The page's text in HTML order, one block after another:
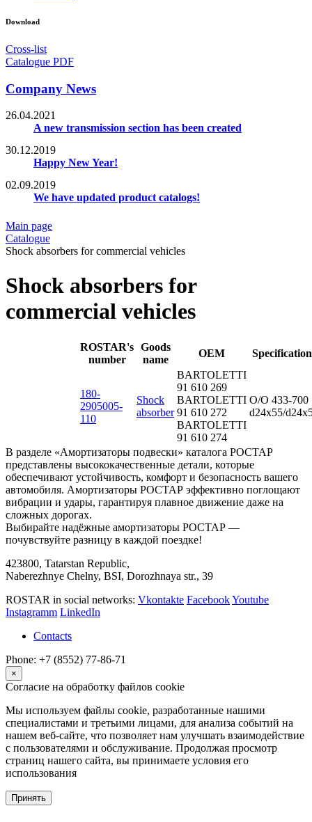
Download
Cross-list
Catalogue PDF
Company News
26.04.2021
A new transmission section has been created
30.12.2019
Happy New Year!
02.09.2019
We have updated product catalogs!
Main page
Catalogue
Shock absorbers for commercial vehicles
Shock absorbers for
commercial vehicles
ROSTAR's
number
Goods
name
OEM
180-
2905005-
110
Shock
absorber
BARTOLETTI
91 610 269
BARTOLETTI
91 610 272
BARTOLETTI
91 610 274
O/O 433-700
d24x55/
В разделе «Амортизаторы подвески» каталога РОСТАР
представлены высококачественные детали, которые
обеспечивают устойчивость, комфорт и безопасность вашего
автомобиля. Амортизаторы РОСТАР эффективно поглощают
вибрации и удары, гарантируя плавное движение даже на
сложных дорогах.
Выбирайте надёжные амортизаторы РОСТАР —
почувствуйте разницу в каждой поездке!
423800, Tatarstan Republic,
Naberezhnye Chelny, BSI, Dorozhnaya str., 39
ROSTAR in social networks: Vkontakte FacebookYoutube
Instagramm LinkedIn
Contacts
Phone: +7 (8552) 77-86-71
×
Согласие на обработку файлов cookie
Мы используем файлы cookie, разработанные нашими
специалистами и третьими лицами, для анализа событий на
нашем веб-сайте, что позволяет нам улучшать взаимодействие
с пользователями и обслуживание. Продолжая просмотр
страниц нашего сайта, вы принимаете условия его
использования
Принять